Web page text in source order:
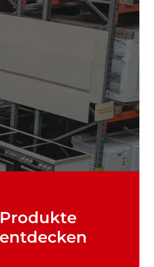
Produkte
entdecken